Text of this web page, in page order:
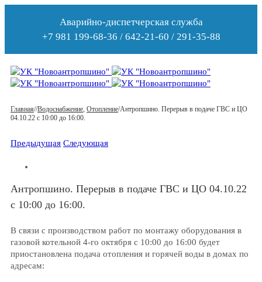
Аварийно-диспетчерская служба
+7 981 199-68-36 / 642-21-60 / 291-35-88
Главная//Водоснабжение, Отопление/Антропшино. Перерыв в подаче ГВС и ЦО
04.10.22 с 10:00 до 16:00.
Предыдущая Следующая
Антропшино. Перерыв в подаче ГВС и ЦО 04.10.22
с 10:00 до 16:00.
В связи с производством работ по монтажу оборудования в
газовой котельной 4-го октября с 10:00 до 16:00 будет
приостановлена подача отопления и горячей воды в домах по
адресам: